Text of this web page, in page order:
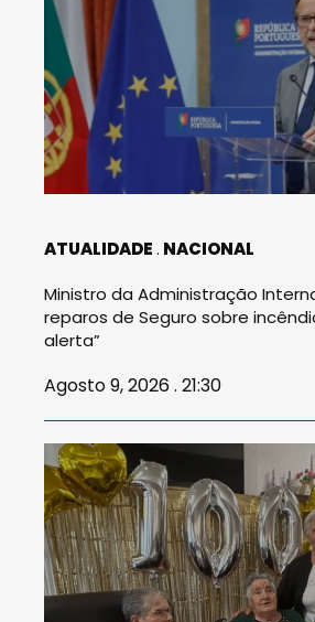
ATUALIDADE NACIONAL
Ministro da Administração
reparos de Seguro sobre
alerta”
Agosto 9, 2026 . 21:30